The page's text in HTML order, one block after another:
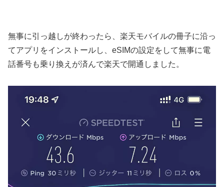
無事に引っ越しが終わったら、楽天モバイルの冊子に沿っ
てアプリをインストールし、eSIMの設定をして無事に電
話番号も乗り換えが済んで楽天で開通しました。